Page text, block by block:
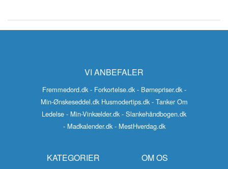
VI ANBEFALER
Fremmedord.dk - Forkortelse.dk - Børnepriser.dk -
Min-Ønskeseddel.dk Husmodertips.dk - Tanker Om
Ledelse - Min-Vinkælder.dk - Slankehåndbogen.dk
- Madkalender.dk - MestHverdag.dk
KATEGORIER OM OS